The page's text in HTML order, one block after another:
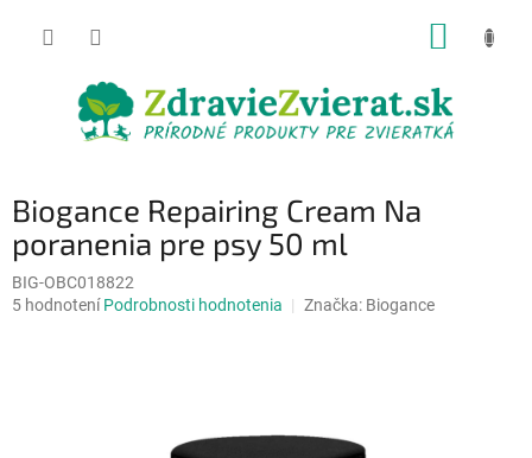
Biogance Repairing Cream Na
poranenia pre psy 50 ml
BIG-OBC018822
Priemerné
5 hodnotení Podrobnosti hodnotenia Značka: Biogance